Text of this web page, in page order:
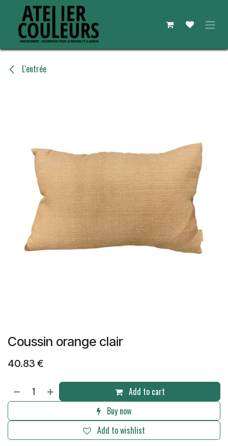
Skip to Content
L'entrée
Coussin orange clair
40.83 €
Add to cart
Buy now
Add to wishlist